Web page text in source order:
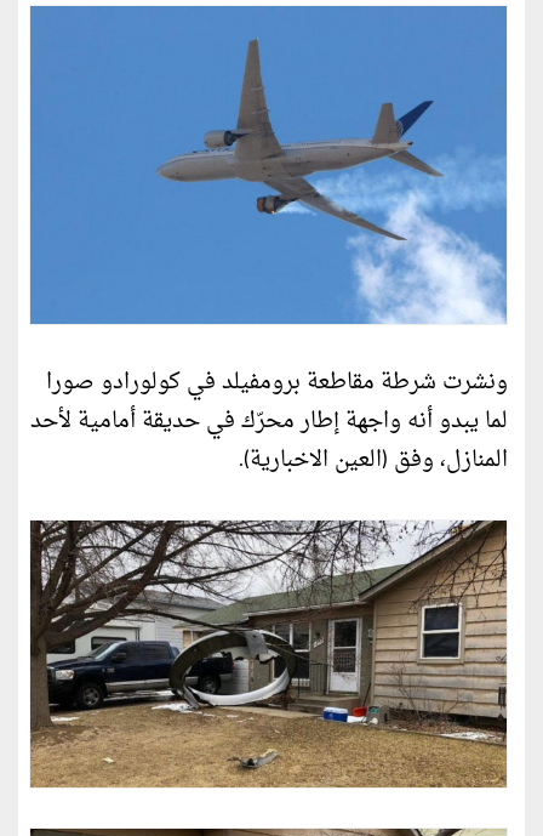
ونشرت شرطة مقاطعة برومفيلد في كولورادو صورا
لما يبدو أنه واجهة إطار محرّك في حديقة أمامية لأحد
المنازل، وفق (العين الاخبارية).